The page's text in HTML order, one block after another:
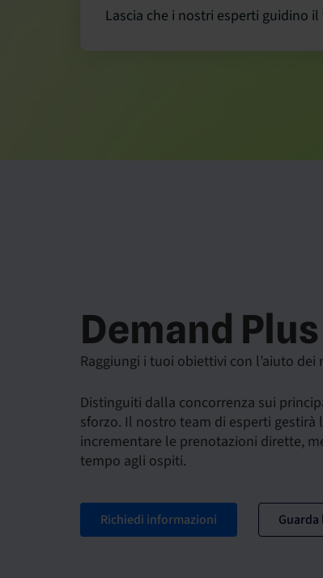
Lascia che i nostri esperti guidino
Demand Plus
Raggiungi i tuoi obiettivi con l’aiuto dei
Distinguiti dalla concorrenza sui
sforzo. Il nostro team di esperti gestirà
incrementare le prenotazioni dirette,
tempo agli ospiti.
Richiedi informazioni Guarda